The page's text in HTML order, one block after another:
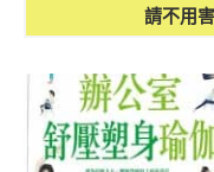
請不用